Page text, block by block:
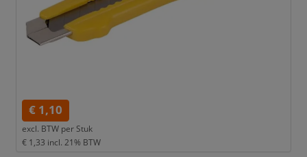
€ 1,10
excl. BTW per Stuk
€ 1,33 incl. 21% BTW